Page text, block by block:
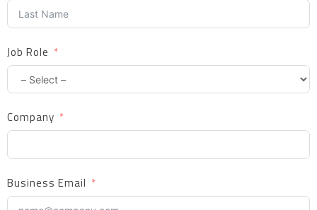
Job Role
Company
Business Email